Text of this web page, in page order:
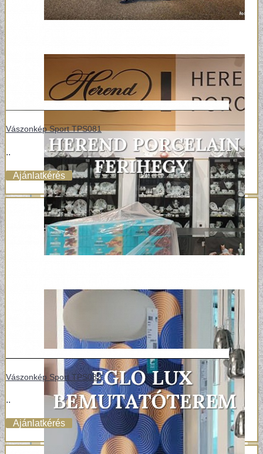
Vászonkép Sport TPS081
..
Ajánlatkérés
Vászonkép Sport TPS082
..
Ajánlatkérés